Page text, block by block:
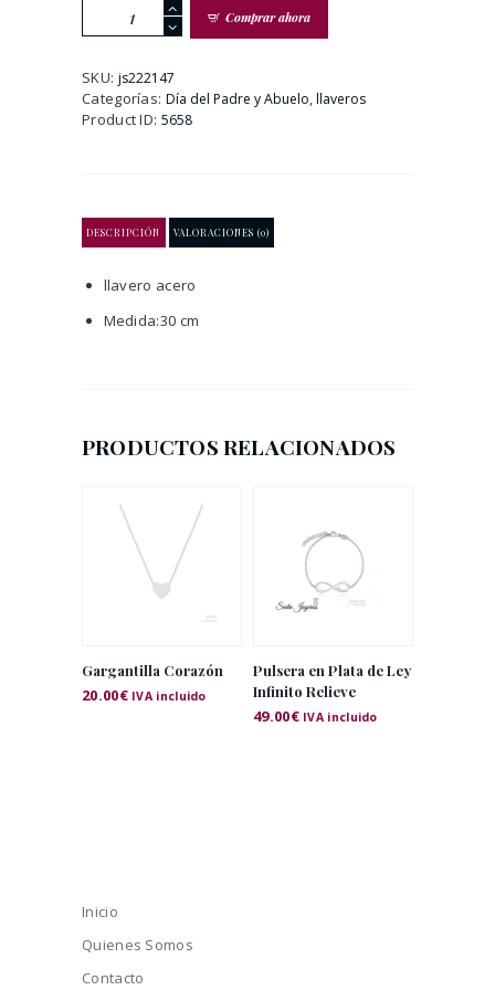
Padre
cantidad
Comprar ahora
SKU: js222147
Categorías: Día del Padre y Abuelo ,llaveros
Product ID: 5658
DESCRIPCIÓN VALORACIONES (0)
llavero acero
Medida:30 cm
PRODUCTOS RELACIONADOS
Gargantilla Corazón
20.00€ IVA incluido
Pulsera en Plata de Ley
Infinito Relieve
49.00€ IVA incluido
Inicio
Quienes Somos
Contacto